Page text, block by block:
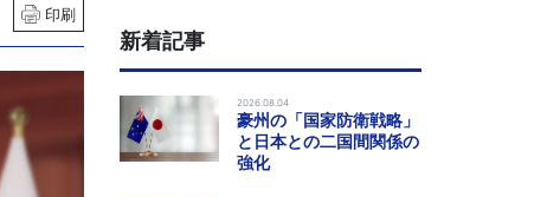
印刷
新着記事
2026.08.04
豪州の「国家防衛戦略」
と日本との二国間関係の
強化